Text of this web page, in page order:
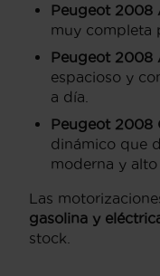
Peugeot 2008
muy completa
Peugeot 2008
espacioso y
a día.
Peugeot 2008
dinámico que
moderna y
Las
gasolina y
stock.